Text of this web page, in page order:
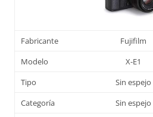
Fabricante Fujifilm
Modelo
X-E1
Tipo
Sin espejo
Categoría
Sin espejo